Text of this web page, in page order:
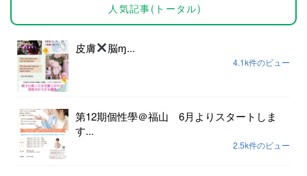
人気記事(トータル)
皮膚 脳ɱ...
4.1k件のビュー
第12期個性學＠福山 6月よりスタートしま
す...
2.5k件のビュー